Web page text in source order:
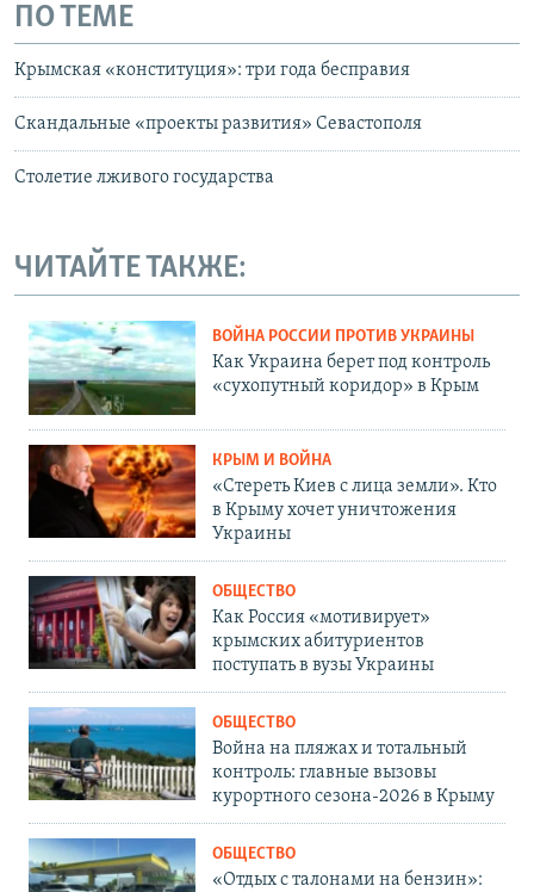
ПО ТЕМЕ
Крымская «конституция»: три года бесправия
Скандальные «проекты развития» Севастополя
Столетие лживого государства
ЧИТАЙТЕ ТАКЖЕ:
ВОЙНА РОССИИ ПРОТИВ УКРАИНЫ
Как Украина берет под контроль
«сухопутный коридор» в Крым
КРЫМ И ВОЙНА
«Стереть Киев с лица земли». Кто
в Крыму хочет уничтожения
Украины
ОБЩЕСТВО
Как Россия «мотивирует»
крымских абитуриентов
поступать в вузы Украины
ОБЩЕСТВО
Война на пляжах и тотальный
контроль: главные вызовы
курортного сезона-2026 в Крыму
ОБЩЕСТВО
«Отдых с талонами на бензин»: